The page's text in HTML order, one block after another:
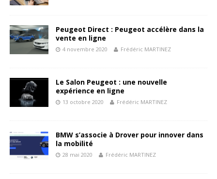
Peugeot Direct : Peugeot accélère dans la
vente en ligne
4 novembre 2020 Frédéric MARTINEZ
Le Salon Peugeot : une nouvelle
expérience en ligne
13 octobre 2020 Frédéric MARTINEZ
BMW s’associe à Drover pour innover dans
la mobilité
28 mai 2020 Frédéric MARTINEZ